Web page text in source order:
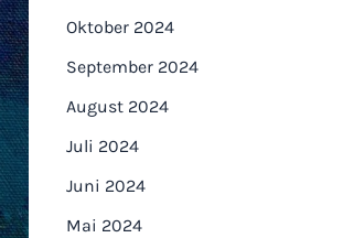
Oktober 2024
September 2024
August 2024
Juli 2024
Juni 2024
Mai 2024